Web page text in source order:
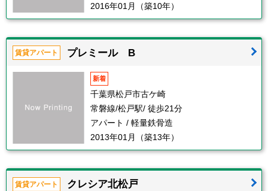
2016年01月（築10年）
賃貸アパート プレミール B
新着
千葉県松戸市古ケ崎
常磐線/松戸駅/ 徒歩21分
アパート / 軽量鉄骨造
2013年01月（築13年）
賃貸アパート クレシア北松戸